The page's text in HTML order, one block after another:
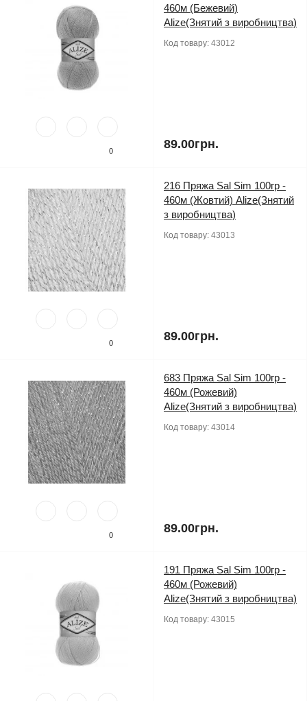
0
460м (Бежевий)
Alize(Знятий з виробництва)
Код товару: 43012
89.00грн.
0
216 Пряжа Sal Sim 100гр -
460м (Жовтий) Alize(Знятий
з виробництва)
Код товару: 43013
89.00грн.
0
683 Пряжа Sal Sim 100гр -
460м (Рожевий)
Alize(Знятий з виробництва)
Код товару: 43014
89.00грн.
191 Пряжа Sal Sim 100гр -
460м (Рожевий)
Alize(Знятий з виробництва)
Код товару: 43015